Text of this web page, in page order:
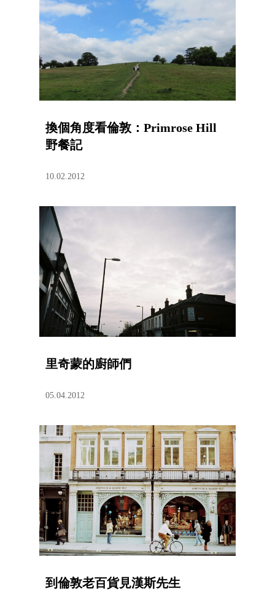
換個角度看倫敦：Primrose Hill
野餐記
10.02.2012
里奇蒙的廚師們
05.04.2012
到倫敦老百貨見漢斯先生